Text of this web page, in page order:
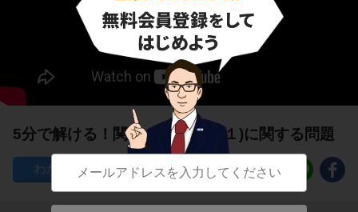
5分で解ける！関数の積分公式(１)に関する問題
100